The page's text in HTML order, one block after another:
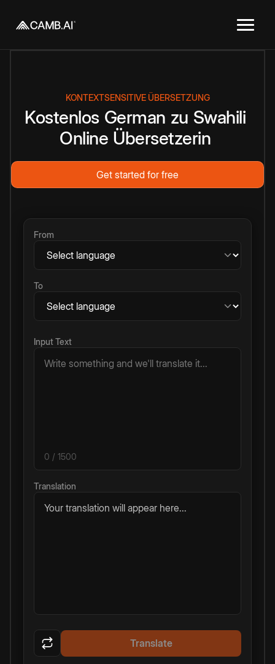
KONTEXTSENSITIVE ÜBERSETZUNG
Kostenlos German zu Swahili
Online Übersetzerin
Get started for free
From
To
Input Text
0 / 1500
Translation
Your translation will appear here...
Translate